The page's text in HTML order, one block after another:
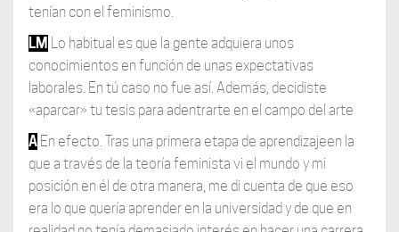
tenían con el feminismo.
LM Lo habitual es que la gente adquiera unos
conocimientos en función de unas expectativas
laborales. En tú caso no fue así. Además, decidiste
«aparcar» tu tesis para adentrarte en el campo del arte
A En efecto. Tras una primera etapa de aprendizajeen la
que a través de la teoría feminista vi el mundo y mi
posición en él de otra manera, me di cuenta de que eso
era lo que quería aprender en la universidad y de que en